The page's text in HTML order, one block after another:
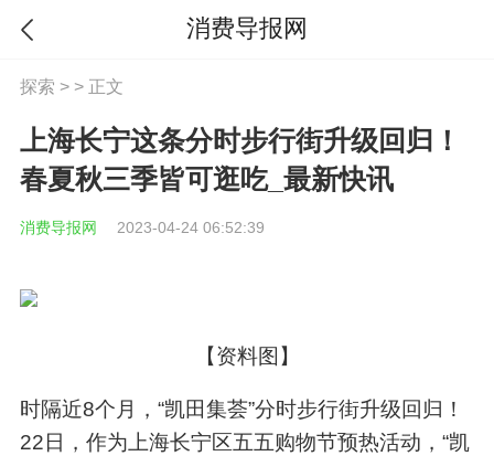
消费导报网
探索 > > 正文
上海长宁这条分时步行街升级回归！
春夏秋三季皆可逛吃_最新快讯
消费导报网 2023-04-24 06:52:39
【资料图】
时隔近8个月，“凯田集荟”分时步行街升级回归！
22日，作为上海长宁区五五购物节预热活动，“凯